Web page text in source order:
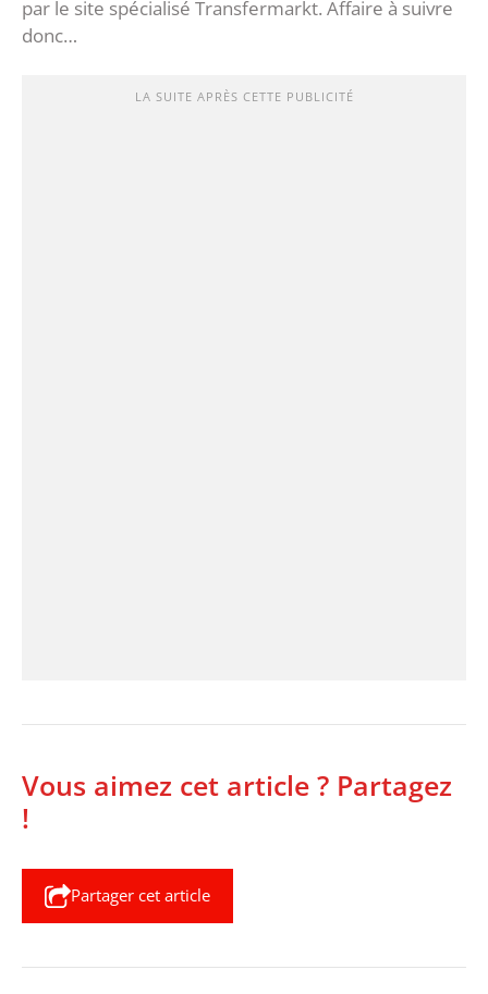
par le site spécialisé Transfermarkt. Affaire à suivre
donc…
LA SUITE APRÈS CETTE PUBLICITÉ
Vous aimez cet article ? Partagez
!
Partager cet article